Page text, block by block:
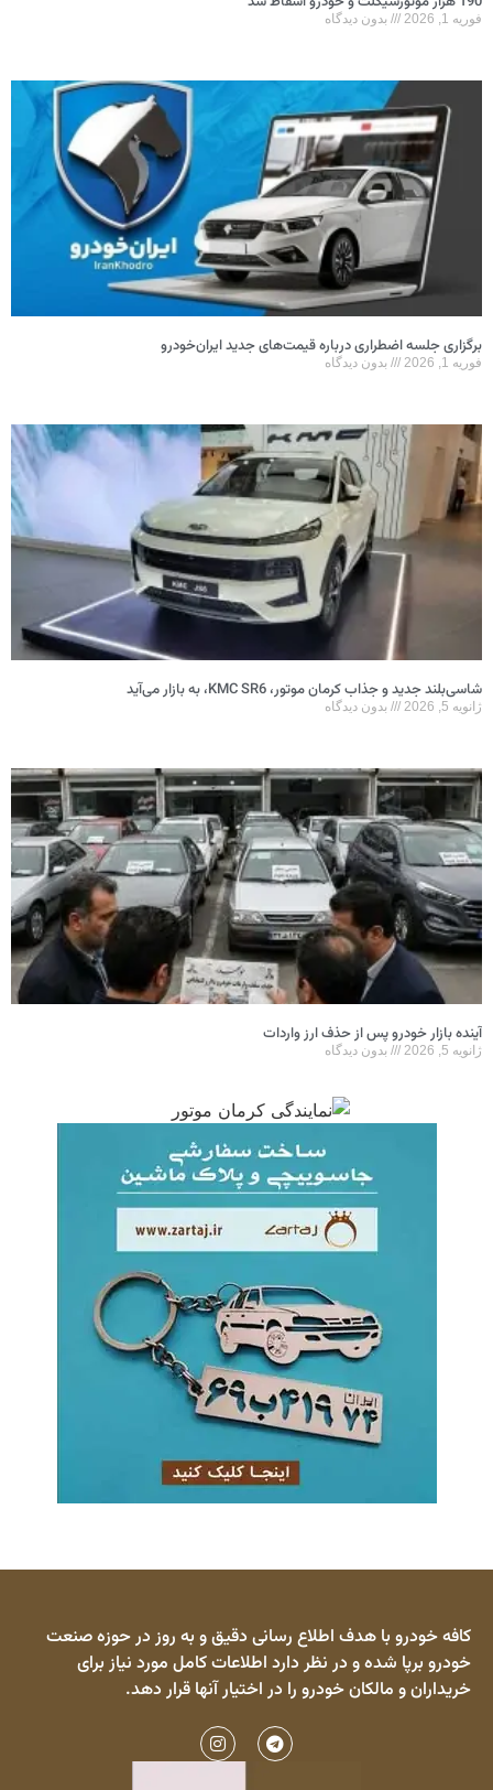
فوریه 1, 2026 بدون دیدگاه
برگزاری جلسه اضطراری درباره قیمت‌های جدید ایران‌خودرو
فوریه 1, 2026 بدون دیدگاه
شاسی‌بلند جدید و جذاب کرمان موتور، KMC SR6، به بازار می‌آید
ژانویه 5, 2026 بدون دیدگاه
آینده بازار خودرو پس از حذف ارز واردات
ژانویه 5, 2026 بدون دیدگاه
کافه خودرو با هدف اطلاع رسانی دقیق و به روز در حوزه صنعت
خودرو برپا شده و در نظر دارد اطلاعات کامل مورد نیاز برای
خریداران و مالکان خودرو را در اختیار آنها قرار دهد.